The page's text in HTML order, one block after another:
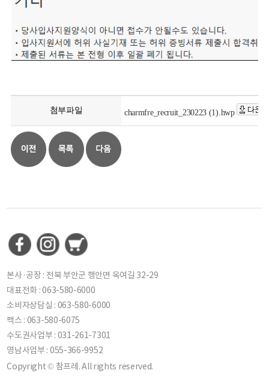
첨부파일 charmfre_recruit_230223 (1).hwp
본사·공장 : 전북 부안군 행안면 옥여길 32-29
대표전화 : 063-580-6000
소비자상담실 : 063-580-6000
팩스 : 063-580-6075
수도권사업부 : 031-261-7301
영남사업부 : 055-366-9952
Copyright © 참프레. All rights reserved.